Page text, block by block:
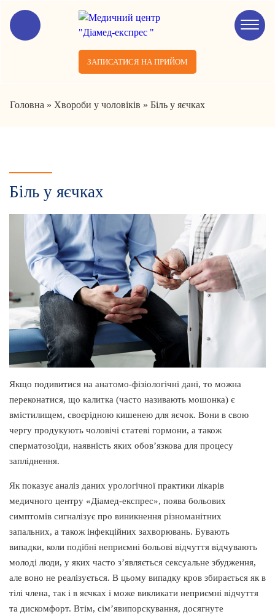
ЗАПИСАТИСЯ НА ПРИЙОМ
Головна » Хвороби у чоловіків » Біль у яєчках
Біль у яєчках
Якщо подивитися на анатомо-фізіологічні дані, то можна
переконатися, що калитка (часто називають мошонка) є
вмістилищем, своєрідною кишенею для яєчок. Вони в свою
чергу продукують чоловічі статеві гормони, а також
сперматозоїди, наявність яких обов’язкова для процесу
запліднення.
Як показує аналіз даних урологічної практики лікарів
медичного центру «Діамед-експрес», поява больових
симптомів сигналізує про виникнення різноманітних
запальних, а також інфекційних захворювань. Бувають
випадки, коли подібні неприємні больові відчуття відчувають
молоді люди, у яких часто з’являється сексуальне збудження,
але воно не реалізується. В цьому випадку кров збирається як в
тілі члена, так і в яєчках і може викликати неприємні відчуття
та дискомфорт. Втім, сім’явипорскування, досягнуте